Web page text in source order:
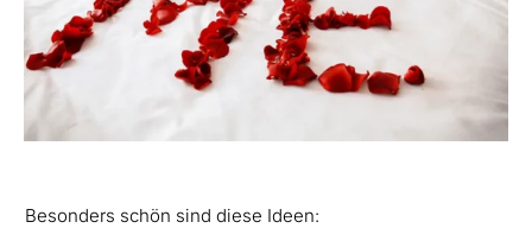
Besonders schön sind diese Ideen: